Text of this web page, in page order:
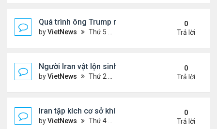
Quá trình ông Trump ra quyết định tấn công Iran
byVietNews Thứ 5 Tháng 4 09, 2026 5:43 pm
0
Trả lời
Người Iran vật lộn sinh tồn giữa chiến sự
byVietNews Thứ 2 Tháng 3 30, 2026 4:55 pm
0
Trả lời
Iran tập kích cơ sở khí LNG lớn nhất thế giới ở
byVietNews Thứ 4 Tháng 3 18, 2026 5:56 pm
0
Trả lời